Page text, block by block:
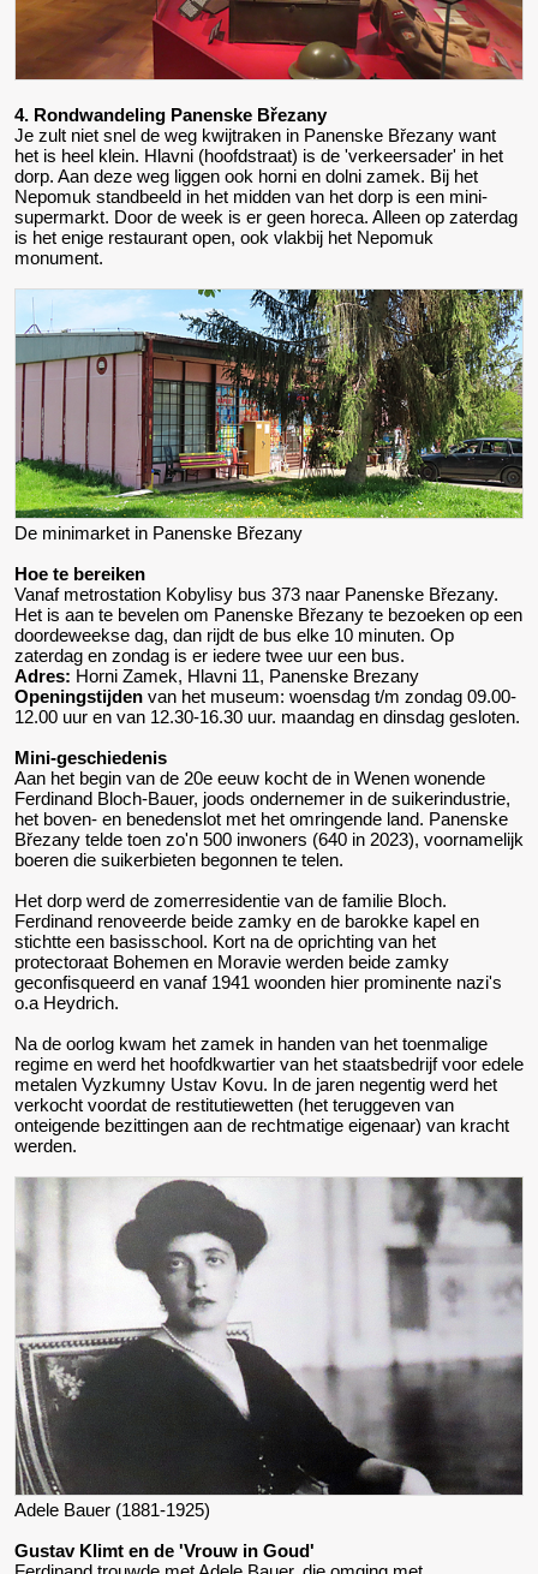
4. Rondwandeling Panenske Březany
Je zult niet snel de weg kwijtraken in Panenske Březany want
het is heel klein. Hlavni (hoofdstraat) is de 'verkeersader' in het
dorp. Aan deze weg liggen ook horni en dolni zamek. Bij het
Nepomuk standbeeld in het midden van het dorp is een mini-
supermarkt. Door de week is er geen horeca. Alleen op zaterdag
is het enige restaurant open, ook vlakbij het Nepomuk
monument.
De minimarket in Panenske Březany
Hoe te bereiken
Vanaf metrostation Kobylisy bus 373 naar Panenske Březany.
Het is aan te bevelen om Panenske Březany te bezoeken op een
doordeweekse dag, dan rijdt de bus elke 10 minuten. Op
zaterdag en zondag is er iedere twee uur een bus.
Adres: Horni Zamek, Hlavni 11, Panenske Brezany
Openingstijden van het museum: woensdag t/m zondag 09.00-
12.00 uur en van 12.30-16.30 uur. maandag en dinsdag gesloten.
Mini-geschiedenis
Aan het begin van de 20e eeuw kocht de in Wenen wonende
Ferdinand Bloch-Bauer, joods ondernemer in de suikerindustrie,
het boven- en benedenslot met het omringende land. Panenske
Březany telde toen zo'n 500 inwoners (640 in 2023), voornamelijk
boeren die suikerbieten begonnen te telen.
Het dorp werd de zomerresidentie van de familie Bloch.
Ferdinand renoveerde beide zamky en de barokke kapel en
stichtte een basisschool. Kort na de oprichting van het
protectoraat Bohemen en Moravie werden beide zamky
geconfisqueerd en vanaf 1941 woonden hier prominente nazi's
o.a Heydrich.
Na de oorlog kwam het zamek in handen van het toenmalige
regime en werd het hoofdkwartier van het staatsbedrijf voor edele
metalen Vyzkumny Ustav Kovu. In de jaren negentig werd het
verkocht voordat de restitutiewetten (het teruggeven van
onteigende bezittingen aan de rechtmatige eigenaar) van kracht
werden.
Adele Bauer (1881-1925)
Gustav Klimt en de 'Vrouw in Goud'